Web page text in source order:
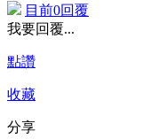
目前0回覆
我要回覆...
點讚
收藏
分享